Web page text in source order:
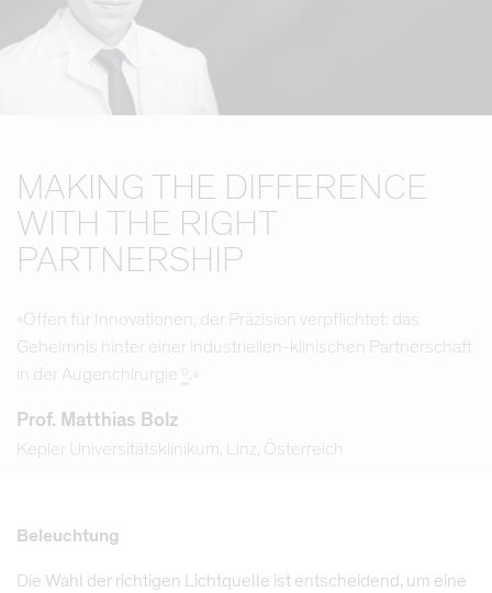
MAKING THE DIFFERENCE
WITH THE RIGHT
PARTNERSHIP
«Offen für Innovationen, der Präzision verpflichtet: das
Geheimnis hinter einer industriellen-klinischen Partnerschaft
in der Augenchirurgie D.»
Prof. Matthias Bolz
Kepler Universitätsklinikum, Linz, Österreich
Beleuchtung
Die Wahl der richtigen Lichtquelle ist entscheidend, um eine